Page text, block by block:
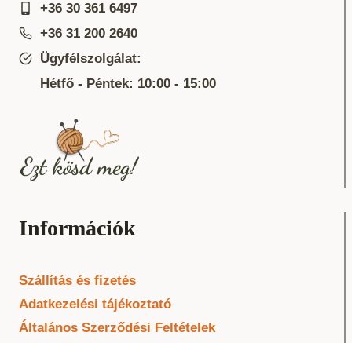
+36 30 361 6497
+36 31 200 2640
Ügyfélszolgálat:
Hétfő - Péntek: 10:00 - 15:00
Információk
Szállítás és fizetés
Adatkezelési tájékoztató
Általános Szerződési Feltételek